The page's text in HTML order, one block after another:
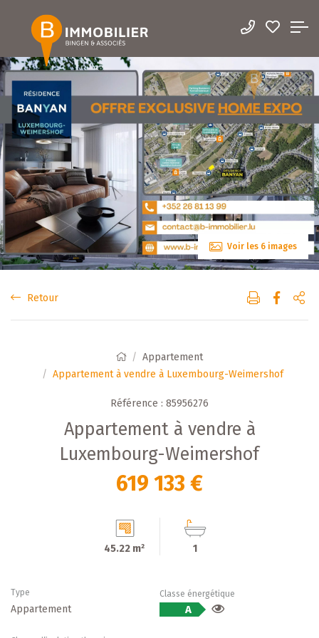
Voir les 6 images
Retour
Appartement
Appartement à vendre à Luxembourg-Weimershof
Référence : 85956276
Appartement à vendre à
Luxembourg-Weimershof
619 133 €
45.22 m² 1
Type
Appartement
Classe énergétique
A